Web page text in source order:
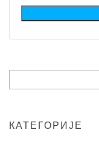
за:
КАТЕГОРИЈЕ